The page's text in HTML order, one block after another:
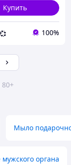
Купить
100%
Мыло
органа